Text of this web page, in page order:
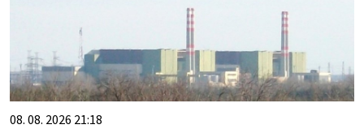
08. 08. 2026 21:18